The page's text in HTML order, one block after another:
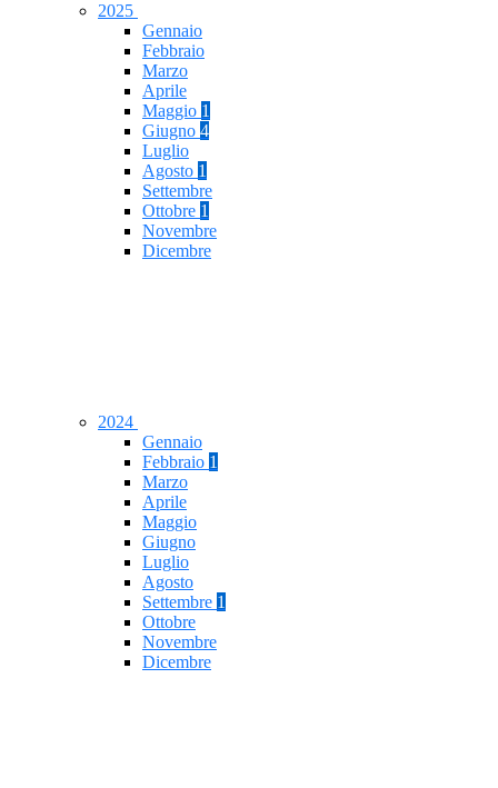
2025
Gennaio
Febbraio
Marzo
Aprile
Maggio 1
Giugno 4
Luglio
Agosto 1
Settembre
Ottobre 1
Novembre
Dicembre
2024
Gennaio
Febbraio 1
Marzo
Aprile
Maggio
Giugno
Luglio
Agosto
Settembre 1
Ottobre
Novembre
Dicembre